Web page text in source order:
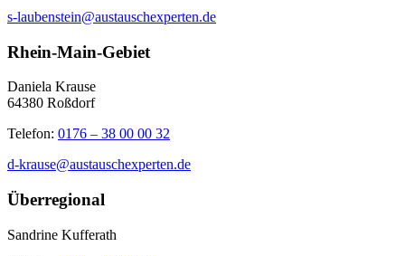
s-laubenstein@austauschexperten.de
Rhein-Main-Gebiet
Daniela Krause
64380 Roßdorf
Telefon: 0176 – 38 00 00 32
d-krause@austauschexperten.de
Überregional
Sandrine Kufferath